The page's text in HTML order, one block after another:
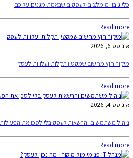
כלי גיבוי מומלצים לעסקים שבאמת מגנים עליכם
Read more
אוגוסט 6, 2026
מיקור חוץ מחשוב שמקטין תקלות ועלויות לעסק
Read more
אוגוסט 4, 2026
ניהול משתמשים והרשאות לעסק בלי לסכן את הפעילות
Read more